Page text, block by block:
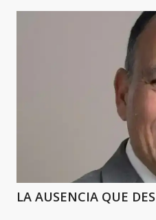
LA AUSENCIA QUE